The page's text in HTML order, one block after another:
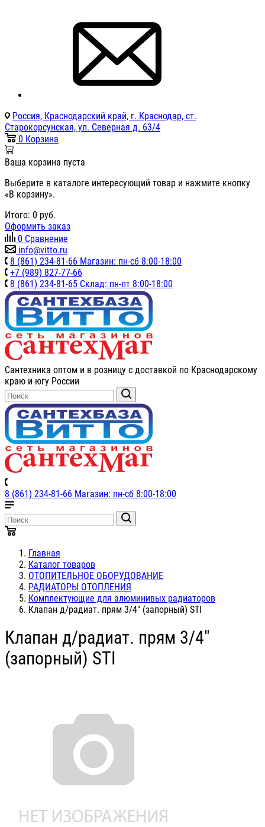
Россия, Краснодарский край, г. Краснодар, ст.
Старокорсунская, ул. Северная д. 63/4
0 Корзина
Ваша корзина пуста
Выберите в каталоге интересующий товар и нажмите кнопку
«В корзину».
Итого: 0 руб.
Оформить заказ
0 Сравнение
info@vitto.ru
8 (861) 234-81-66 Магазин: пн-сб 8:00-18:00
+7 (989) 827-77-66
8 (861) 234-81-65 Склад: пн-пт 8:00-18:00
Сантехника оптом и в розницу с доставкой по Краснодарскому
краю и югу России
8 (861) 234-81-66 Магазин: пн-сб 8:00-18:00
Главная
Каталог товаров
ОТОПИТЕЛЬНОЕ ОБОРУДОВАНИЕ
РАДИАТОРЫ ОТОПЛЕНИЯ
Комплектующие для алюминивых радиаторов
Клапан д/радиат. прям 3/4" (запорный) STI
Клапан д/радиат. прям 3/4"
(запорный) STI